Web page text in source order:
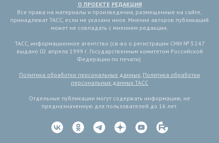
О ПРОЕКТЕ РЕДАКЦИЯ
Все права на материалы и произведения, размещенные на сайте,
принадлежат ТАСС, если не указано иное. Мнение авторов публикаций
может не совпадать с мнением редакции.
ТАСС, информационное агентство (св-во о регистрации СМИ № 3 247
выдано 02 апреля 1999 г. Государственным комитетом Российской
Федерации по печати).
Политика обработки персональных данных, Политика обработки
персональных данных ТАСС
Отдельные публикации могут содержать информацию, не
предназначенную для пользователей до 16 лет.